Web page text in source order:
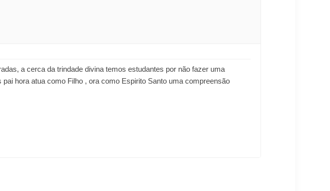
a cerca da trindade divina temos estudantes por não fazer uma
hora atua como Filho , ora como Espirito Santo uma compreensão